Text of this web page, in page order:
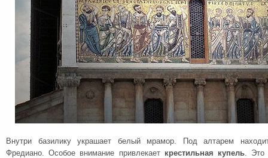
Внутри базилику украшает белый мрамор. Под алтарем
Фредиано. Особое внимание привлекает крестильная купель. Это